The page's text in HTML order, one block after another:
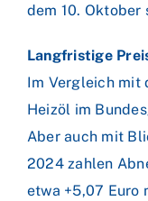
dem 10. Oktober
Langfristige
Im Vergleich mit
Heizöl im
Aber auch mit
2024 zahlen
etwa +5,07 Euro